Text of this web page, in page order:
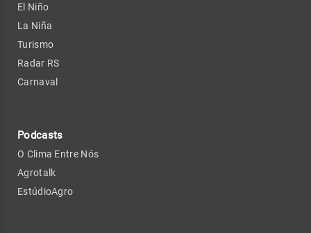
El Niño
La Niña
Turismo
Radar RS
Carnaval
Podcasts
O Clima Entre Nós
Agrotalk
EstúdioAgro